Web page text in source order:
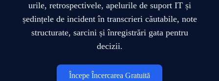
urile, retrospectivele, apelurile de suport IT și
ședințele de incident în transcrieri căutabile, note
structurate, sarcini și înregistrări gata pentru
decizii.
Începe Încercarea Gratuită